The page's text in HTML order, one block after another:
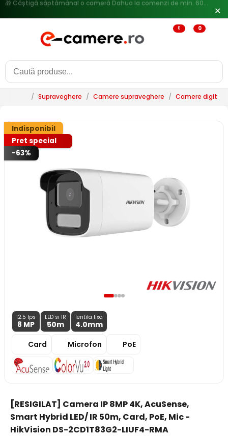
Reduceri de pana la 25% doar in luna iulie → Vezi ofertele ✕
0 0
/ Supraveghere / Camere supraveghere / Camere digitale
Indisponibil
Pret special
-63%
12.5 fps
8 MP
LED si IR
50m
lentila fixa
4.0mm
Card
Microfon PoE
[RESIGILAT] Camera IP 8MP 4K, AcuSense,
Smart Hybrid LED/ IR 50m, Card, PoE, Mic -
HikVision DS-2CD1T83G2-LIUF4-RMA